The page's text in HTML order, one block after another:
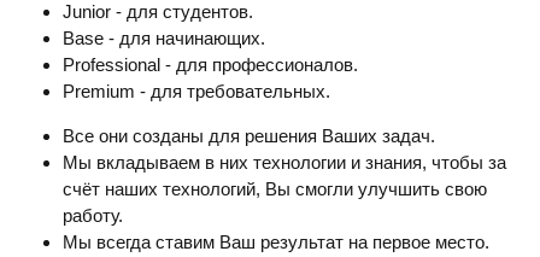
Junior - для студентов.
Base - для начинающих.
Professional - для профессионалов.
Premium - для требовательных.
Все они созданы для решения Ваших задач.
Мы вкладываем в них технологии и знания, чтобы за
счёт наших технологий, Вы смогли улучшить свою
работу.
Мы всегда ставим Ваш результат на первое место.